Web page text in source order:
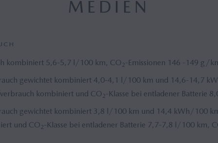
MEDIEN
kombiniert 5,6-5,7 l/100 km, CO2-Emissionen 146 -149 g/
gewichtet kombiniert 4,0-4,1 l/100 km und 14,6-14,7
kombiniert und CO2-Klasse bei entladener Batterie
gewichtet kombiniert 3,8 l/100 km und 14,4 kWh/100
und CO2-Klasse bei entladener Batterie 7,7-7,8 l/100 km,